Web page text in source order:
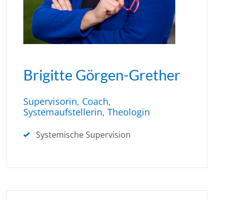
Brigitte Görgen-Grether
Supervisorin, Coach,
Systemaufstellerin, Theologin
Systemische Supervision